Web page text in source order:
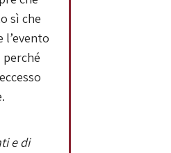
sì che
l’evento
perché
e di